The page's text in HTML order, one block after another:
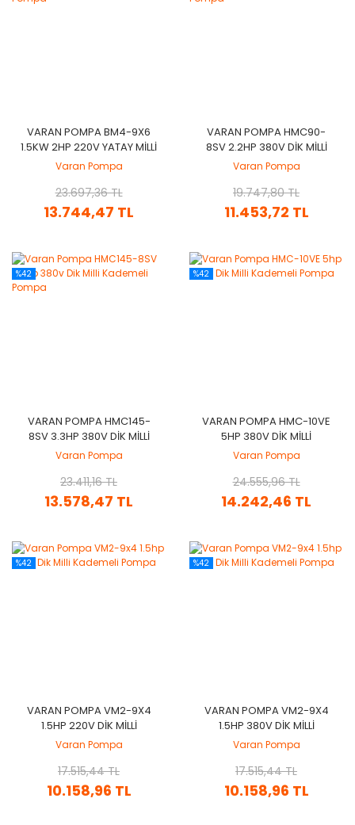
VARAN POMPA BM4-9X6
1.5KW 2HP 220V YATAY MILLI
KADEMELI POMPA
Varan Pompa
13.744,47 TL
23.697,36 TL
VARAN POMPA HMC90-
8SV 2.2HP 380V DIK MILLI
KADEMELI POMPA
Varan Pompa
11.453,72 TL
19.747,80 TL
%42
VARAN POMPA HMC145-
8SV 3.3HP 380V DIK MILLI
KADEMELI POMPA
Varan Pompa
13.578,47 TL
23.411,16 TL
%42
VARAN POMPA HMC-10VE
5HP 380V DIK MILLI
KADEMELI POMPA
Varan Pompa
14.242,46 TL
24.555,96 TL
%42
VARAN POMPA VM2-9X4
1.5HP 220V DIK MILLI
KADEMELI POMPA
Varan Pompa
10.158,96 TL
17.515,44 TL
%42
VARAN POMPA VM2-9X4
1.5HP 380V DIK MILLI
KADEMELI POMPA
Varan Pompa
10.158,96 TL
17.515,44 TL